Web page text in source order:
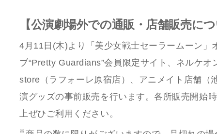
【公演劇場外での通販・店舗販売に
4月11日(木)より「美少女戦士セーラームーン」
ブ“Pretty Guardians”会員限定サイト、ネルケ
store（ラフォーレ原宿店）、アニメイト店舗（
演グッズの事前販売を行います。各所販売開始
上ぜひご利用ください。